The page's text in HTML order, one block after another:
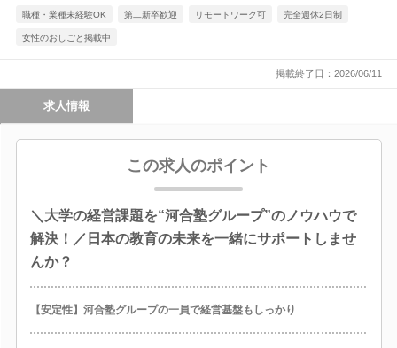
職種・業種未経験OK 第二新卒歓迎 リモートワーク可 完全週休2日制
女性のおしごと掲載中
掲載終了日：2026/06/11
求人情報
この求人のポイント
＼大学の経営課題を“河合塾グループ”のノウハウで
解決！／日本の教育の未来を一緒にサポートしませ
んか？
【安定性】河合塾グループの一員で経営基盤もしっかり